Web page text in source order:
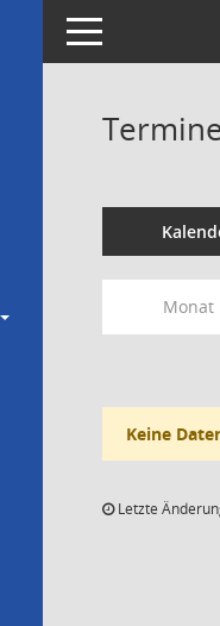
Toggle navigation
Monat
Keine
Letzte